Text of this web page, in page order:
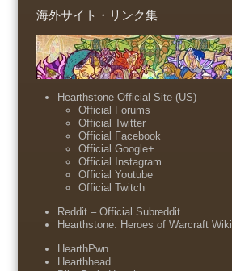
海外サイト・リンク集
Hearthstone Official Site (US)
Official Forums
Official Twitter
Official Facebook
Official Google+
Official Instagram
Official Youtube
Official Twitch
Reddit – Official Subreddit
Hearthstone: Heroes of Warcraft Wiki
HearthPwn
Hearthhead